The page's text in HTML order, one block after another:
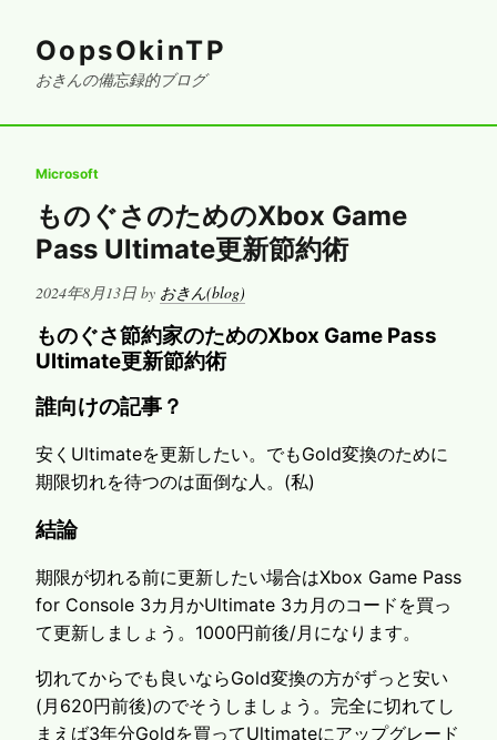
OopsOkinTP
おきんの備忘録的ブログ
Microsoft
ものぐさのためのXbox Game
Pass Ultimate更新節約術
Posted
2024年8月13日 by おきん(blog)
ものぐさ節約家のためのXbox Game Pass
Ultimate更新節約術
誰向けの記事？
安くUltimateを更新したい。でもGold変換のために
期限切れを待つのは面倒な人。(私)
結論
期限が切れる前に更新したい場合はXbox Game Pass
for Console 3カ月かUltimate 3カ月のコードを買っ
て更新しましょう。1000円前後/月になります。
切れてからでも良いならGold変換の方がずっと安い
(月620円前後)のでそうしましょう。完全に切れてし
まえば3年分Goldを買ってUltimateにアップグレード